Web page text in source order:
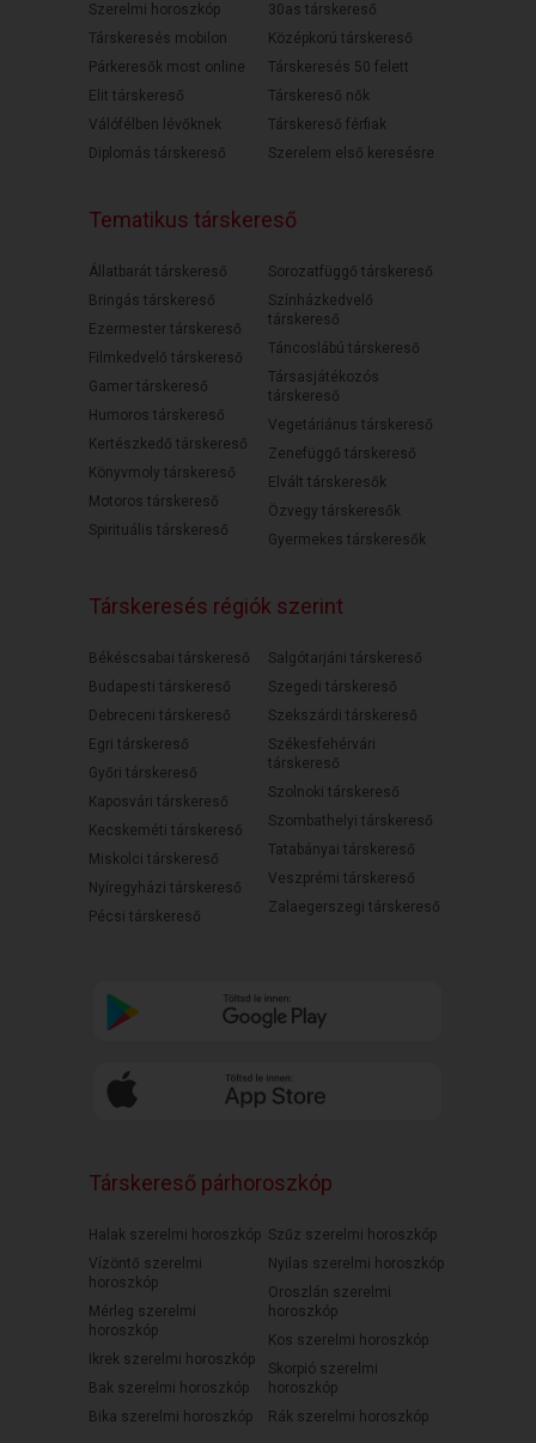
Szerelmi horoszkóp
Társkeresés mobilon
Párkeresők most online
Elit társkereső
Válófélben lévőknek
Diplomás társkereső
30as társkereső
Középkorú társkereső
Társkeresés 50 felett
Társkereső nők
Társkereső férfiak
Szerelem első keresésre
Tematikus társkereső
Állatbarát társkereső
Bringás társkereső
Ezermester társkereső
Filmkedvelő társkereső
Gamer társkereső
Humoros társkereső
Kertészkedő társkereső
Könyvmoly társkereső
Motoros társkereső
Spirituális társkereső
Sorozatfüggő társkereső
Színházkedvelő
társkereső
Táncoslábú társkereső
Társasjátékozós
társkereső
Vegetáriánus társkereső
Zenefüggő társkereső
Elvált társkeresők
Özvegy társkeresők
Gyermekes társkeresők
Társkeresés régiók szerint
Békéscsabai társkereső
Budapesti társkereső
Debreceni társkereső
Egri társkereső
Győri társkereső
Kaposvári társkereső
Kecskeméti társkereső
Miskolci társkereső
Nyíregyházi társkereső
Pécsi társkereső
Salgótarjáni társkereső
Szegedi társkereső
Szekszárdi társkereső
Székesfehérvári
társkereső
Szolnoki társkereső
Szombathelyi társkereső
Tatabányai társkereső
Veszprémi társkereső
Zalaegerszegi társkereső
Társkereső párhoroszkóp
Halak szerelmi horoszkóp
Vízöntő szerelmi
horoszkóp
Mérleg szerelmi
horoszkóp
Ikrek szerelmi horoszkóp
Bak szerelmi horoszkóp
Bika szerelmi horoszkóp
Szűz szerelmi horoszkóp
Nyilas szerelmi horoszkóp
Oroszlán szerelmi
horoszkóp
Kos szerelmi horoszkóp
Skorpió szerelmi
horoszkóp
Rák szerelmi horoszkóp